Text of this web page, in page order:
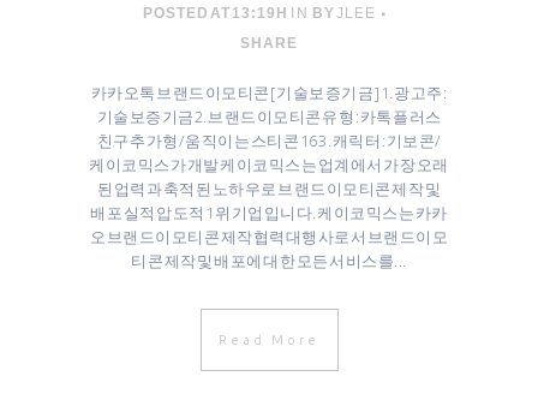
POSTED AT 13:19H IN BYJLEE
SHARE
카카오톡 브랜드이모티콘 [ 기술보증기금 ] 1. 광고주 :
기술보증기금 ​2. 브랜드이모티콘 유형 : 카톡 플러스
친구 추가형/움직이는 스티콘 16 3. 캐릭터 : 기보콘/
케이코믹스가 개발 케이코믹스는 업계에서 가장 오래
된 업력과 축적된 노하우로 브랜드이모티콘 제작 및
배포 실적 압도적 1위 기업입니다. 케이코믹스는 카카
오 브랜드이모티콘 제작협력대행사로서 브랜드이모
티콘 제작 및 배포에 대한 모든 서비스를...
Read More